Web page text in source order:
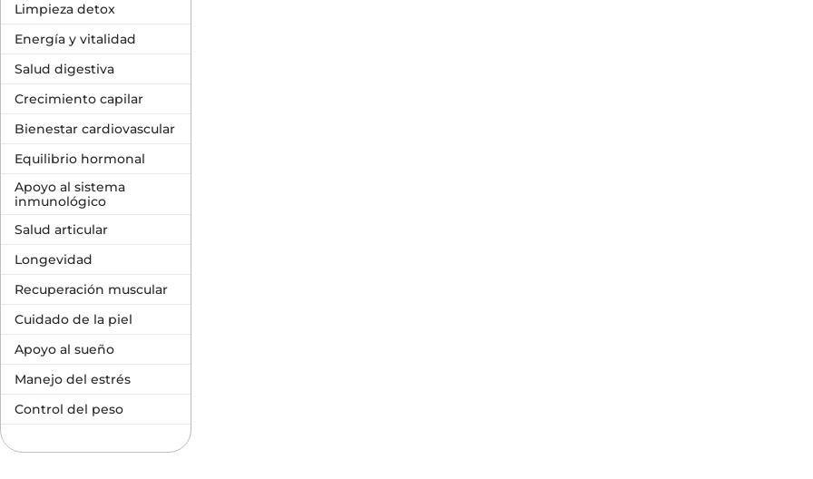
Limpieza detox
Energía y vitalidad
Salud digestiva
Crecimiento capilar
Bienestar cardiovascular
Equilibrio hormonal
Apoyo al sistema
inmunológico
Salud articular
Longevidad
Recuperación muscular
Cuidado de la piel
Apoyo al sueño
Manejo del estrés
Control del peso